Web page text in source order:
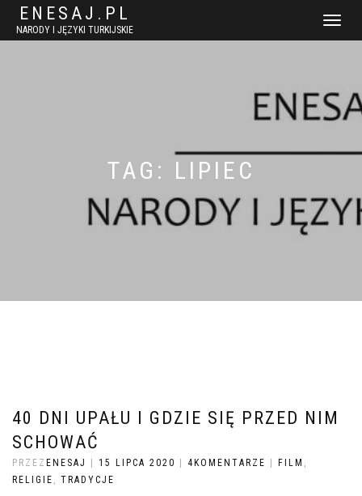
ENESAJ.PL
NARODY I JĘZYKI TURKIJSKIE
WŁĄCZ
TAG: LIPIEC
40 DNI UPAŁU I GDZIE SIĘ PRZED NIM
SCHOWAĆ
PRZEZ ENESAJ 15 LIPCA 2020 4KOMENTARZE FILM ,
RELIGIE , TRADYCJE